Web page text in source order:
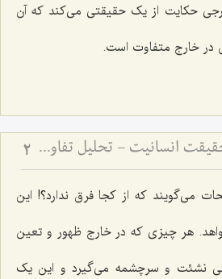
حکایت از یک حقیقتى مى‌کند که آن
در خارج متفاوت است.
تشکیک در مراتب حقیقت انسانیت - تحلیل تفاوت صور ملکوتی افراد بر اساس شدت و ضعف فصل 2
مى‌گویند که از کجا فرق ندارد؟! این‌
هر چیزى که در خارج ظهور و تعین
نشئت و سرچشمه مى‌گیرد و این یک